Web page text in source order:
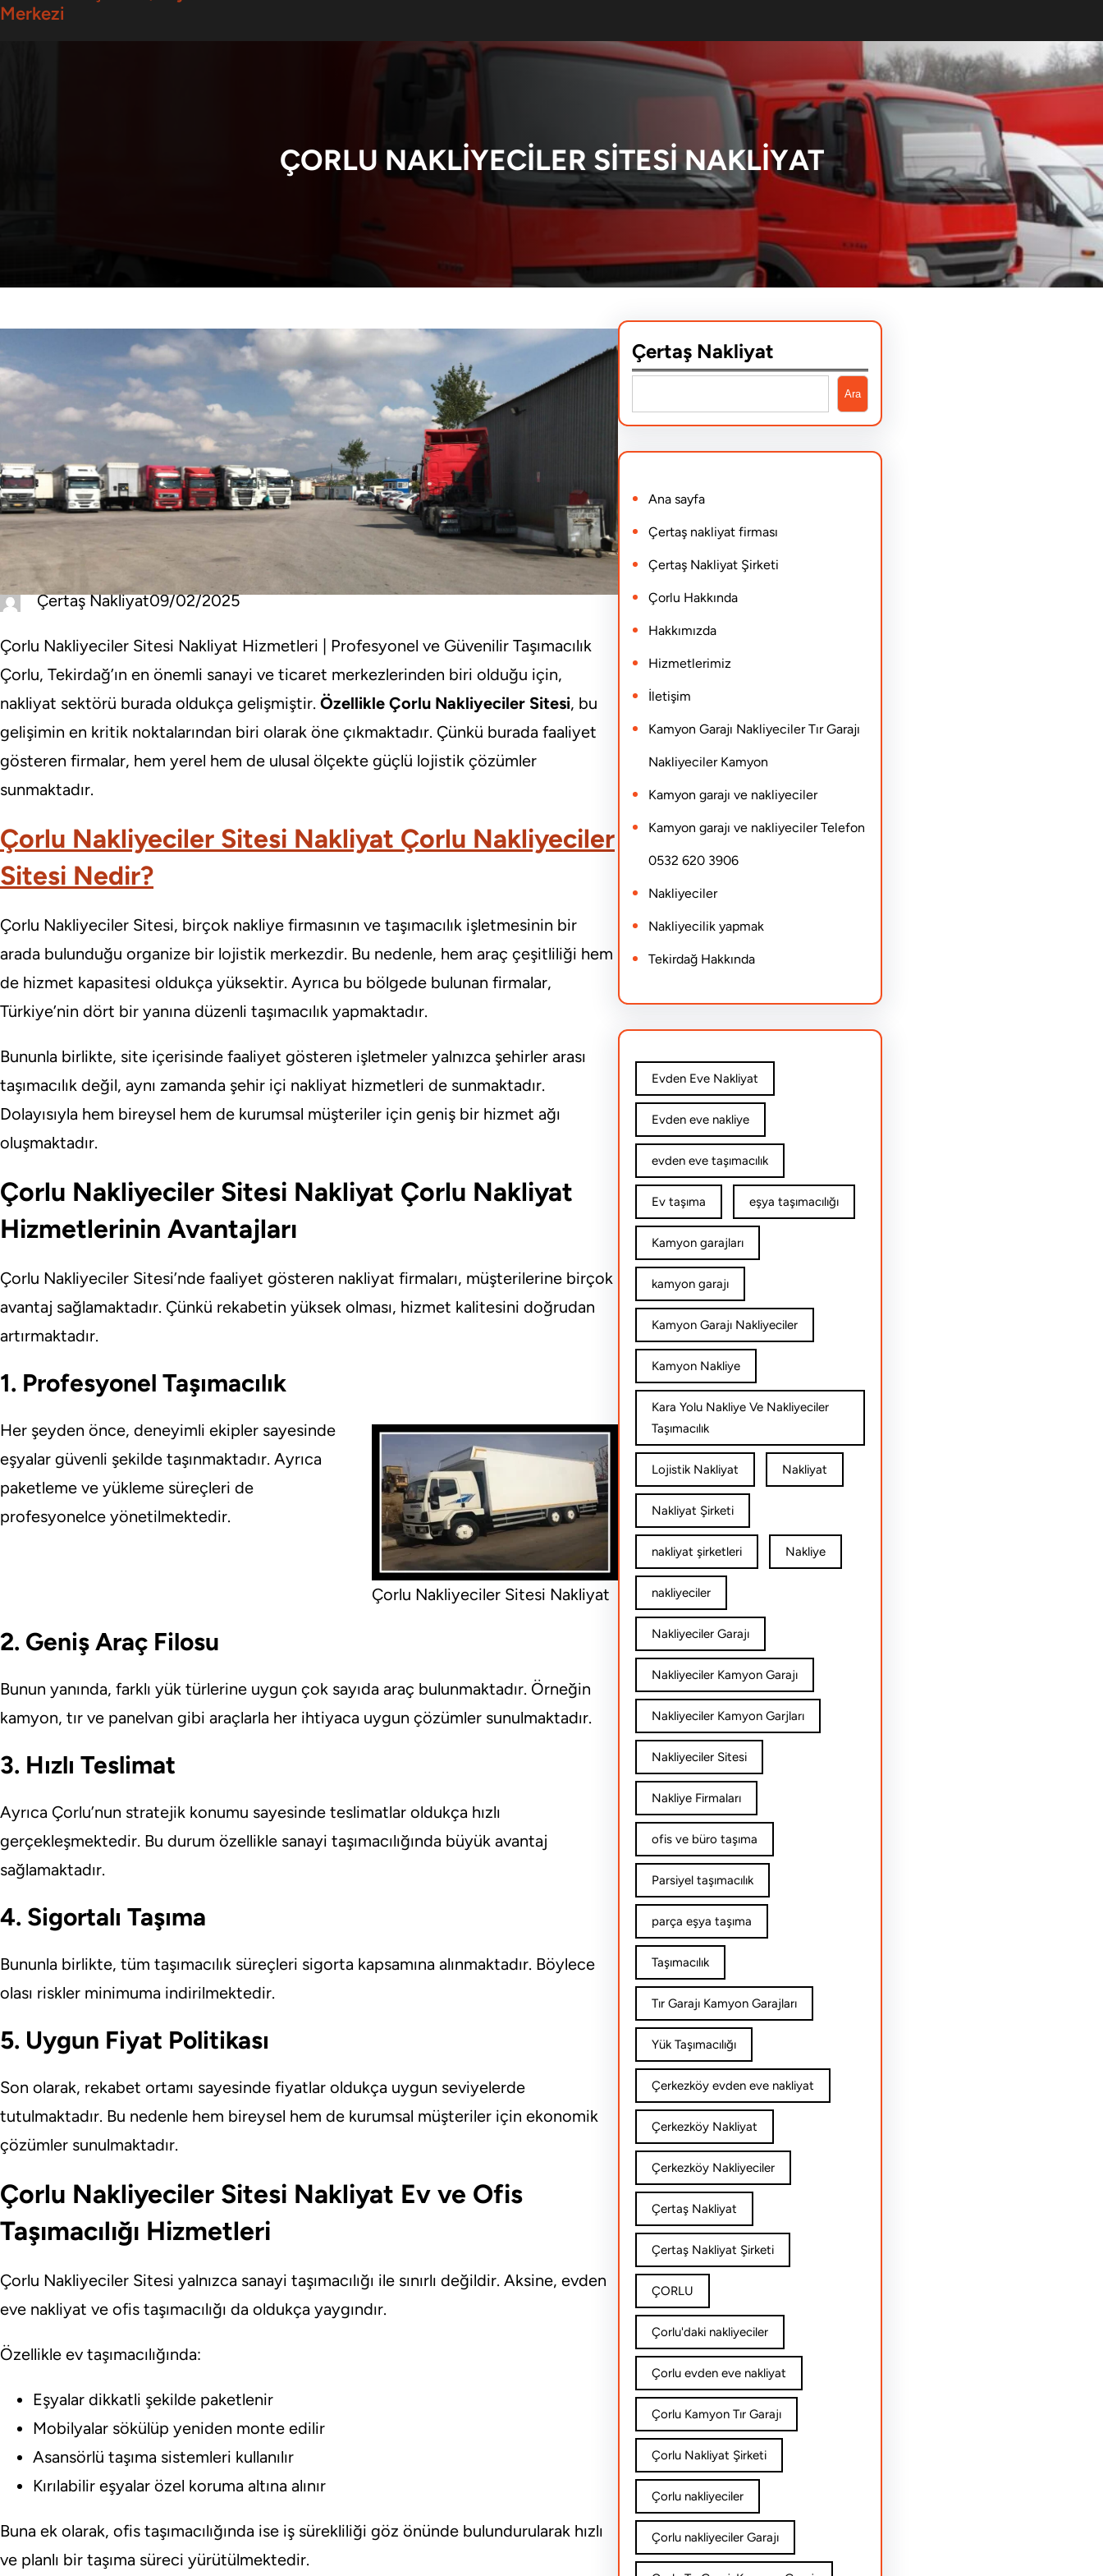
Merkezi
ÇORLU NAKLIYECILER SITESI NAKLIYAT
Çertaş Nakliyat09/02/2025
Çorlu Nakliyeciler Sitesi Nakliyat Hizmetleri | Profesyonel ve Güvenilir Taşımacılık
Çorlu, Tekirdağ’ın en önemli sanayi ve ticaret merkezlerinden biri olduğu için,
nakliyat sektörü burada oldukça gelişmiştir. Özellikle Çorlu Nakliyeciler Sitesi, bu
gelişimin en kritik noktalarından biri olarak öne çıkmaktadır. Çünkü burada faaliyet
gösteren firmalar, hem yerel hem de ulusal ölçekte güçlü lojistik çözümler
sunmaktadır.
Çorlu Nakliyeciler Sitesi Nakliyat Çorlu Nakliyeciler
Sitesi Nedir?
Çorlu Nakliyeciler Sitesi, birçok nakliye firmasının ve taşımacılık işletmesinin bir
arada bulunduğu organize bir lojistik merkezdir. Bu nedenle, hem araç çeşitliliği hem
de hizmet kapasitesi oldukça yüksektir. Ayrıca bu bölgede bulunan firmalar,
Türkiye’nin dört bir yanına düzenli taşımacılık yapmaktadır.
Bununla birlikte, site içerisinde faaliyet gösteren işletmeler yalnızca şehirler arası
taşımacılık değil, aynı zamanda şehir içi nakliyat hizmetleri de sunmaktadır.
Dolayısıyla hem bireysel hem de kurumsal müşteriler için geniş bir hizmet ağı
oluşmaktadır.
Çorlu Nakliyeciler Sitesi Nakliyat Çorlu Nakliyat
Hizmetlerinin Avantajları
Çorlu Nakliyeciler Sitesi’nde faaliyet gösteren nakliyat firmaları, müşterilerine birçok
avantaj sağlamaktadır. Çünkü rekabetin yüksek olması, hizmet kalitesini doğrudan
artırmaktadır.
1. Profesyonel Taşımacılık
Çorlu Nakliyeciler Sitesi Nakliyat
Her şeyden önce, deneyimli ekipler sayesinde
eşyalar güvenli şekilde taşınmaktadır. Ayrıca
paketleme ve yükleme süreçleri de
profesyonelce yönetilmektedir.
2. Geniş Araç Filosu
Bunun yanında, farklı yük türlerine uygun çok sayıda araç bulunmaktadır. Örneğin
kamyon, tır ve panelvan gibi araçlarla her ihtiyaca uygun çözümler sunulmaktadır.
3. Hızlı Teslimat
Ayrıca Çorlu’nun stratejik konumu sayesinde teslimatlar oldukça hızlı
gerçekleşmektedir. Bu durum özellikle sanayi taşımacılığında büyük avantaj
sağlamaktadır.
4. Sigortalı Taşıma
Bununla birlikte, tüm taşımacılık süreçleri sigorta kapsamına alınmaktadır. Böylece
olası riskler minimuma indirilmektedir.
5. Uygun Fiyat Politikası
Son olarak, rekabet ortamı sayesinde fiyatlar oldukça uygun seviyelerde
tutulmaktadır. Bu nedenle hem bireysel hem de kurumsal müşteriler için ekonomik
çözümler sunulmaktadır.
Çorlu Nakliyeciler Sitesi Nakliyat Ev ve Ofis
Taşımacılığı Hizmetleri
Çorlu Nakliyeciler Sitesi yalnızca sanayi taşımacılığı ile sınırlı değildir. Aksine, evden
eve nakliyat ve ofis taşımacılığı da oldukça yaygındır.
Özellikle ev taşımacılığında:
Eşyalar dikkatli şekilde paketlenir
Mobilyalar sökülüp yeniden monte edilir
Asansörlü taşıma sistemleri kullanılır
Kırılabilir eşyalar özel koruma altına alınır
Buna ek olarak, ofis taşımacılığında ise iş sürekliliği göz önünde bulundurularak hızlı
ve planlı bir taşıma süreci yürütülmektedir.
Çertaş Nakliyat
e
a
c
h
Ara
Ana sayfa
Çertaş nakliyat firması
Çertaş Nakliyat Şirketi
Çorlu Hakkında
Hakkımızda
Hizmetlerimiz
İletişim
Kamyon Garajı Nakliyeciler Tır Garajı
Nakliyeciler Kamyon
Kamyon garajı ve nakliyeciler
Kamyon garajı ve nakliyeciler Telefon
0532 620 3906
Nakliyeciler
Nakliyecilik yapmak
Tekirdağ Hakkında
Evden Eve Nakliyat
Evden eve nakliye
evden eve taşımacılık
Ev taşıma eşya taşımacılığı
Kamyon garajları
kamyon garajı
Kamyon Garajı Nakliyeciler
Kamyon Nakliye
Kara Yolu Nakliye Ve Nakliyeciler
Taşımacılık
Lojistik Nakliyat Nakliyat
Nakliyat Şirketi
nakliyat şirketleri Nakliye
nakliyeciler
Nakliyeciler Garajı
Nakliyeciler Kamyon Garajı
Nakliyeciler Kamyon Garjları
Nakliyeciler Sitesi
Nakliye Firmaları
ofis ve büro taşıma
Parsiyel taşımacılık
parça eşya taşıma
Taşımacılık
Tır Garajı Kamyon Garajları
Yük Taşımacılığı
Çerkezköy evden eve nakliyat
Çerkezköy Nakliyat
Çerkezköy Nakliyeciler
Çertaş Nakliyat
Çertaş Nakliyat Şirketi
ÇORLU
Çorlu'daki nakliyeciler
Çorlu evden eve nakliyat
Çorlu Kamyon Tır Garajı
Çorlu Nakliyat Şirketi
Çorlu nakliyeciler
Çorlu nakliyeciler Garajı